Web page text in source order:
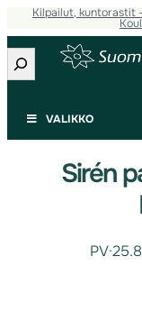
Kilpailut, kuntorastit
Etsi
VALIKKO
Sirén
PV·